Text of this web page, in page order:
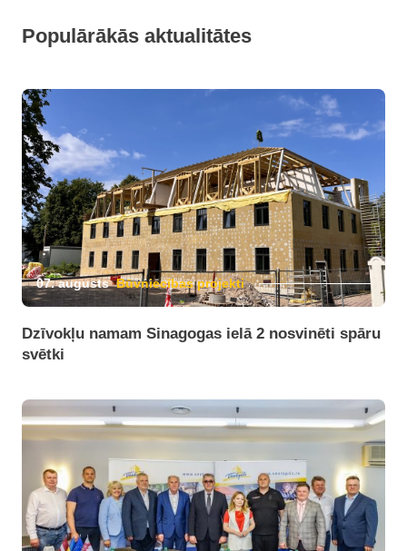
Populārākās aktualitātes
07. augusts Būvniecības projekti
Dzīvokļu namam Sinagogas ielā 2 nosvinēti spāru
svētki